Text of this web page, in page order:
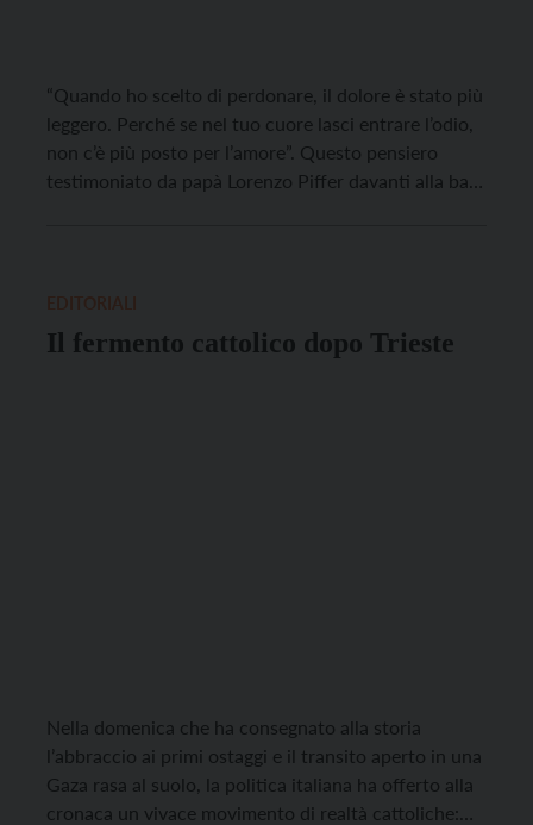
“Quando ho scelto di perdonare, il dolore è stato più
leggero. Perché se nel tuo cuore lasci entrare l’odio,
non c’è più posto per l’amore”. Questo pensiero
testimoniato da papà Lorenzo Piffer davanti alla bara
Il fermento cattolico dopo Trieste
Nella domenica che ha consegnato alla storia
l’abbraccio ai primi ostaggi e il transito aperto in una
Gaza rasa al suolo, la politica italiana ha offerto alla
cronaca un vivace movimento di realtà cattoliche: